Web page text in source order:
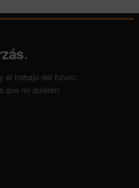
.
el trabajo del futuro.
que no quieren